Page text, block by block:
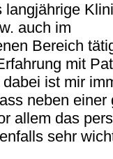
langjährige
auch im
Bereich
mit
ist mir
neben einer
allem das
sehr